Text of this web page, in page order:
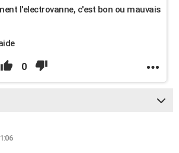
l'electrovanne, c'est bon ou mauvais
0